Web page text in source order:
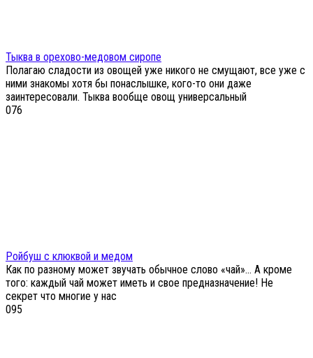
Тыква в орехово-медовом сиропе
Полагаю сладости из овощей уже никого не смущают, все уже с
ними знакомы хотя бы понаслышке, кого-то они даже
заинтересовали. Тыква вообще овощ универсальный
076
Ройбуш с клюквой и медом
Как по разному может звучать обычное слово «чай»… А кроме
того: каждый чай может иметь и свое предназначение! Не
секрет что многие у нас
095